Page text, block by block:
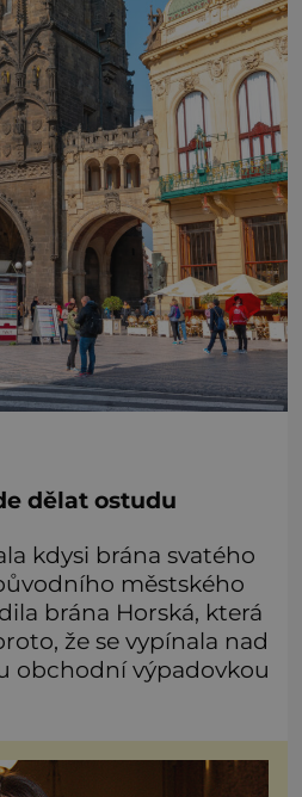
dělat ostudu
kdysi brána svatého
městského
brána Horská, která
že se vypínala nad
obchodní výpadovkou